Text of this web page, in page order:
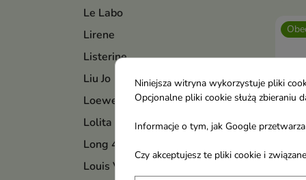
Le Labo
Lirene
Listerine
Liu Jo
Loewe
Lolita Lempicka
Long 4 Lashes
Louis Vuitton
Niniejsza witryna wykorzystuje pliki
Opcjonalne pliki cookie służą
Informacje o tym, jak Google
Czy akceptujesz te pliki cookie i